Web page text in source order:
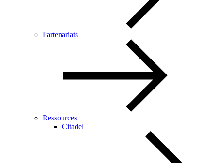
Partenariats
Ressources
Citadel